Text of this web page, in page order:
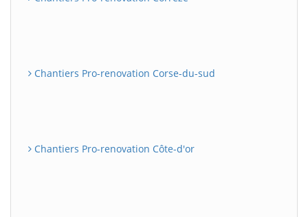
Chantiers Pro-renovation Corse-du-sud
Chantiers Pro-renovation Côte-d'or